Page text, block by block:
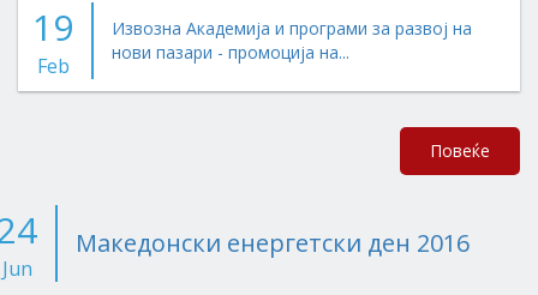
19
Feb
Извозна Академија и програми за развој на
нови пазари - промоција на...
Повеќе
Jun
Македонски енергетски ден 2016